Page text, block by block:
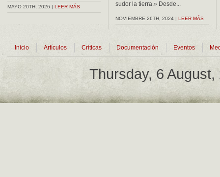
MAYO 20TH, 2026 | LEER MÁS
sudor la tierra.» Desde...
NOVIEMBRE 26TH, 2024 | LEER MÁS
Inicio Artículos Críticas Documentación Eventos
Thursday, 6